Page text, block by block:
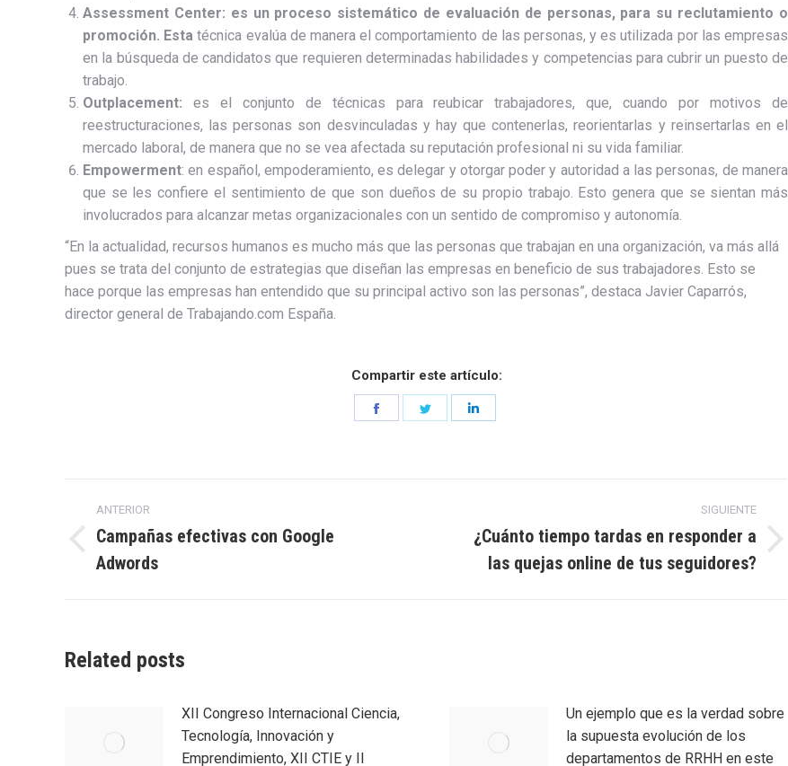
Assessment Center: es un proceso sistemático de evaluación de personas, para su reclutamiento o
promoción. Estatécnica evalúa de manera el comportamiento de las personas, y es utilizada por las empresas
en la búsqueda de candidatos que requieren determinadas habilidades y competencias para cubrir un puesto de
trabajo.
Outplacement: es el conjunto de técnicas para reubicar trabajadores, que, cuando por motivos de
reestructuraciones, las personas son desvinculadas y hay que contenerlas, reorientarlas y reinsertarlas en el
mercado laboral, de manera que no se vea afectada su reputación profesional ni su vida familiar.
Empowerment: en español, empoderamiento, es delegar y otorgar poder y autoridad a las personas, de manera
que se les confiere el sentimiento de que son dueños de su propio trabajo. Esto genera que se sientan más
involucrados para alcanzar metas organizacionales con un sentido de compromiso y autonomía.
“En la actualidad, recursos humanos es mucho más que las personas que trabajan en una organización, va más allá
pues se trata del conjunto de estrategias que diseñan las empresas en beneficio de sus trabajadores. Esto se
hace porque las empresas han entendido que su principal activo son las personas”, destaca Javier Caparrós,
director general de Trabajando.com España.
Compartir este artículo:
Share
Navegación
entre
entradas
ANTERIOR
Entrada
anterior:
Campañas efectivas con Google
Adwords
SIGUIENTE
Entrada
siguiente:
¿Cuánto tiempo tardas en responder a
las quejas online de tus seguidores?
Related posts
XII Congreso Internacional Ciencia,
Tecnología, Innovación y
Emprendimiento, XII CTIE y II
Un ejemplo que es la verdad sobre
la supuesta evolución de los
departamentos de RRHH en este